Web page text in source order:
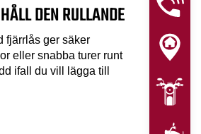
DEN RULLANDE
fjärrlås ger säker
eller snabba turer runt
ifall du vill lägga till